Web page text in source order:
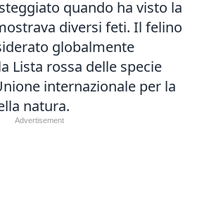
quando ha visto la
diversi feti. Il felino
globalmente
Lista rossa delle specie
internazionale per la
natura.